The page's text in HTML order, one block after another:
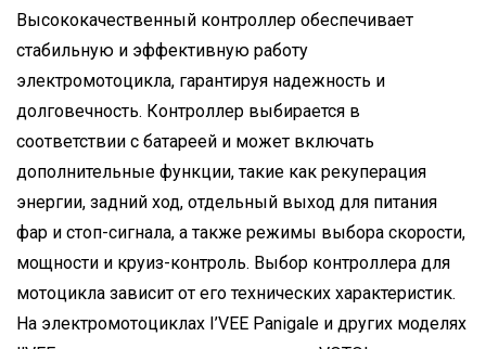
Высококачественный контроллер обеспечивает
стабильную и эффективную работу
электромотоцикла, гарантируя надежность и
долговечность. Контроллер выбирается в
соответствии с батареей и может включать
дополнительные функции, такие как рекуперация
энергии, задний ход, отдельный выход для питания
фар и стоп-сигнала, а также режимы выбора скорости,
мощности и круиз-контроль. Выбор контроллера для
мотоцикла зависит от его технических характеристик.
На электромотоциклах I’VEE Panigale и других моделях